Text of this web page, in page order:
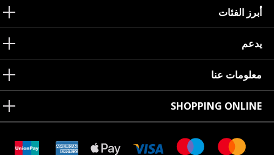
أبرز الفئات
يدعم
معلومات عنا
SHOPPING ONLINE